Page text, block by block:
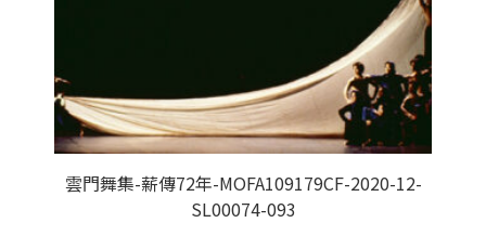
雲門舞集-薪傳72年-MOFA109179CF-2020-12-
SL00074-093